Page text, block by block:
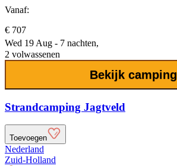
Vanaf:
€ 707
Wed 19 Aug - 7 nachten,
2 volwassenen
Bekijk camping
Strandcamping Jagtveld
Toevoegen
Nederland
Zuid-Holland